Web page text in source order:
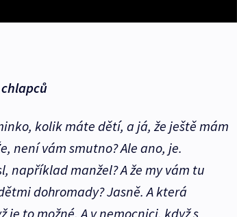
kolik máte dětí, a já, že ještě mám
není vám smutno? Ale ano, je.
například manžel? A že my vám tu
dohromady? Jasně. A která
to možné. A v nemocnici, když s